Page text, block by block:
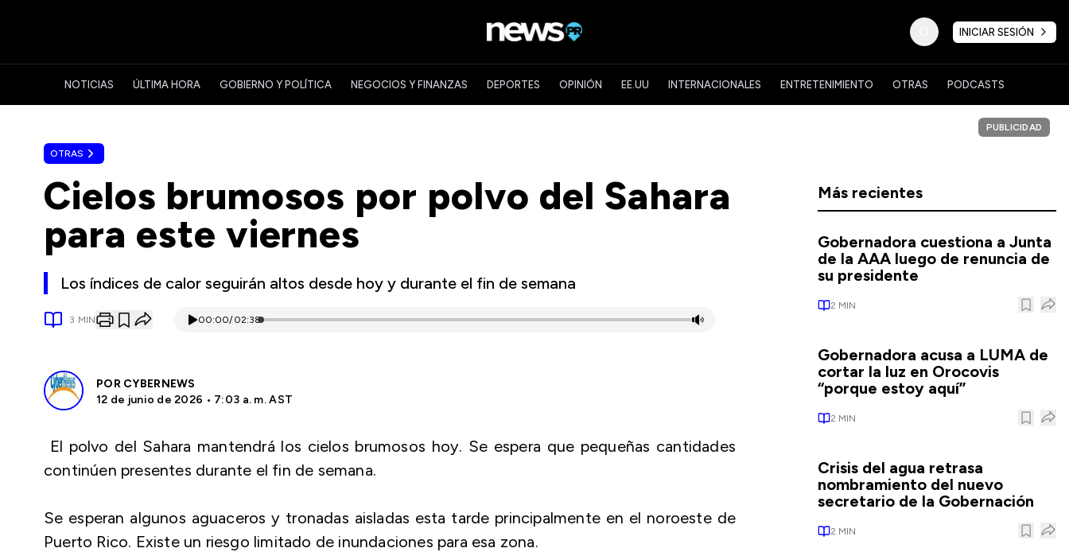
INICIAR SESIÓN
NOTICIAS ÚLTIMA HORA GOBIERNO Y POLÍTICA NEGOCIOS Y FINANZAS DEPORTES OPINIÓN EE.UU INTERNACIONALES ENTRETENIMIENTO OTRAS PODCASTS
OTRAS
Cielos brumosos por polvo del Sahara
para este viernes
Los índices de calor seguirán altos desde hoy y durante el fin de semana
3 MIN 00:00/02:38
POR CYBERNEWS
12 de junio de 2026 • 7:03 a. m. AST
El polvo del Sahara mantendrá los cielos brumosos hoy. Se espera que pequeñas cantidades
continúen presentes durante el fin de semana.
Se esperan algunos aguaceros y tronadas aisladas esta tarde principalmente en el noroeste de
Puerto Rico. Existe un riesgo limitado de inundaciones para esa zona.
PUBLICIDAD
Más recientes
Gobernadora cuestiona a Junta
de la AAA luego de renuncia de
su presidente
2 MIN
Gobernadora acusa a LUMA de
cortar la luz en Orocovis
“porque estoy aquí”
2 MIN
Crisis del agua retrasa
nombramiento del nuevo
secretario de la Gobernación
2 MIN